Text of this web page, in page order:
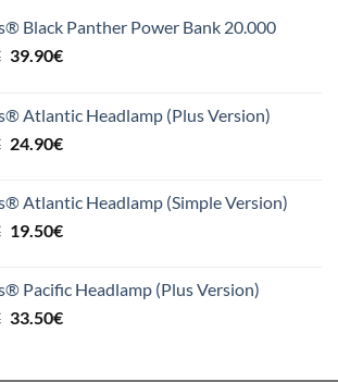
Black Panther Power Bank 20.000
Original
41.90€.
39.90€Η
είναι:
39.90€.
Atlantic Headlamp (Plus Version)
Original
26.90€.
24.90€Η
είναι:
24.90€.
Atlantic Headlamp (Simple Version)
Original
21.90€.
19.50€Η
είναι:
19.50€.
Pacific Headlamp (Plus Version)
Original
33.50€Η